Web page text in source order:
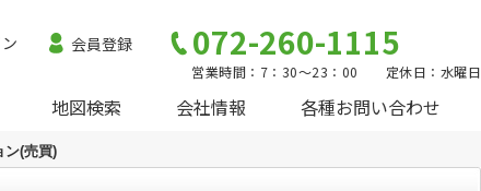
会員登録 072-260-1115
営業時間：7：30～23：00 定休日：水曜日
地図検索 会社情報 各種お問い合わせ
ン(売買)